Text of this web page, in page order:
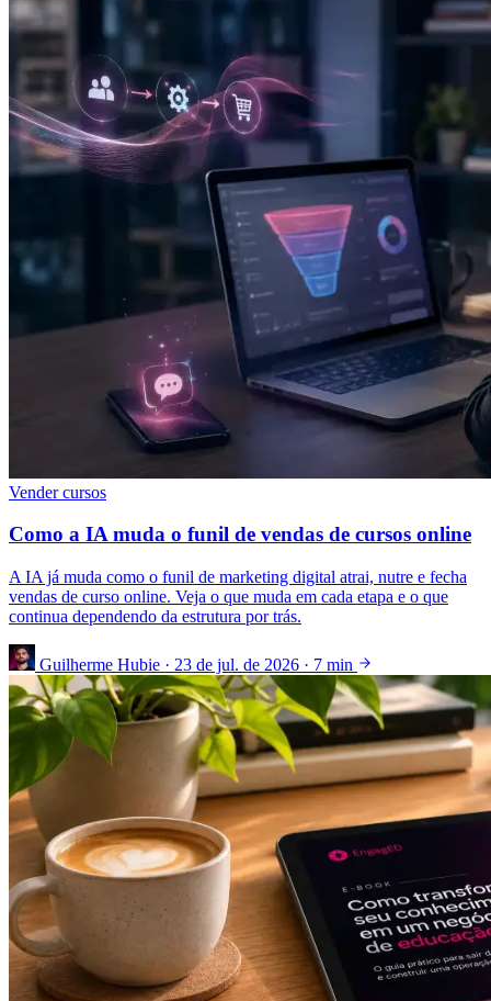
Vender cursos
Como a IA muda o funil de vendas de cursos online
A IA já muda como o funil de marketing digital atrai, nutre e fecha
vendas de curso online. Veja o que muda em cada etapa e o que
continua dependendo da estrutura por trás.
Guilherme Hubie · 23 de jul. de 2026 · 7 min